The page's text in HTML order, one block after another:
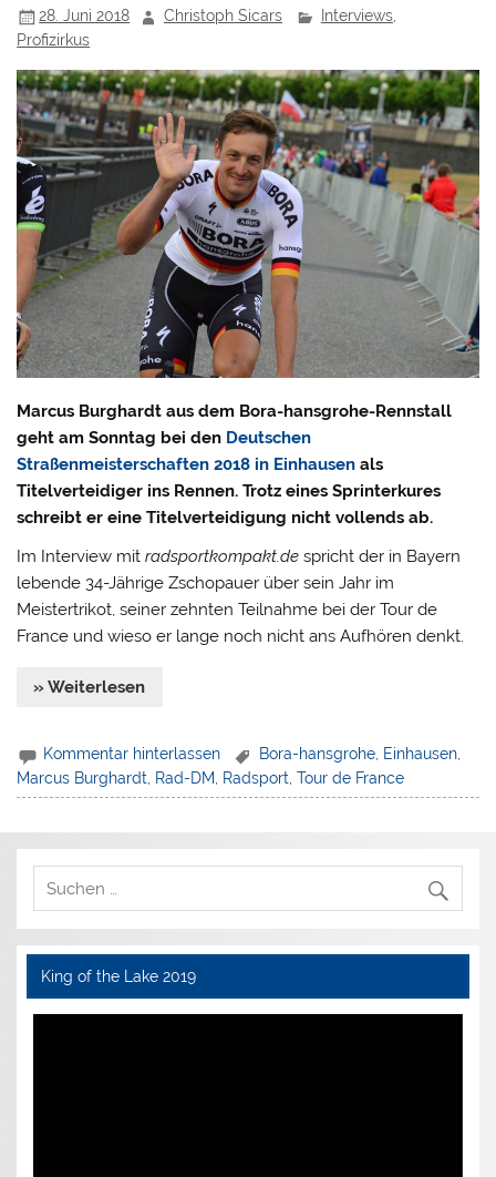
28. Juni 2018 Christoph Sicars Interviews,
Profizirkus
Marcus Burghardt aus dem Bora-hansgrohe-Rennstall
geht am Sonntag bei den Deutschen
Straßenmeisterschaften 2018 in Einhausen als
Titelverteidiger ins Rennen. Trotz eines Sprinterkures
schreibt er eine Titelverteidigung nicht vollends ab.
Im Interview mitradsportkompakt.de spricht der in Bayern
lebende 34-Jährige Zschopauer über sein Jahr im
Meistertrikot, seiner zehnten Teilnahme bei der Tour de
France und wieso er lange noch nicht ans Aufhören denkt.
» Weiterlesen
Kommentar hinterlassen Bora-hansgrohe, Einhausen,
Marcus Burghardt
Rad-DM Radsport ,Tour de France
King of the Lake 2019
Video-